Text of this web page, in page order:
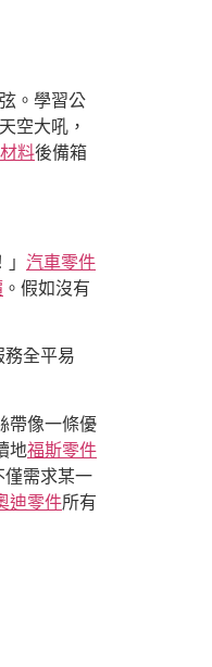
。學習公
空大吼，
料後備箱
！」 汽車零件
。假如沒有
全平易
帶像一條優
地福斯零件
僅需求某一
迪零件所有